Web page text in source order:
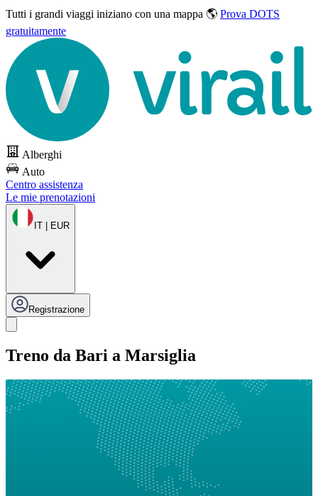
Tutti i grandi viaggi iniziano con una mappa 🌎 Prova DOTS
gratuitamente
Alberghi
Auto
Centro assistenza
Le mie prenotazioni
IT | EUR
Registrazione
Treno da Bari a Marsiglia